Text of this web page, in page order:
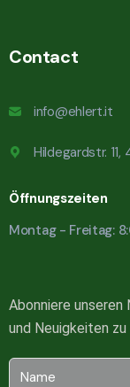
Contact
info@ehlert.it
Hildegardstr. 11,
Öffnungszeiten
Montag - Freitag:
Abonniere
und Neuigkeiten zu